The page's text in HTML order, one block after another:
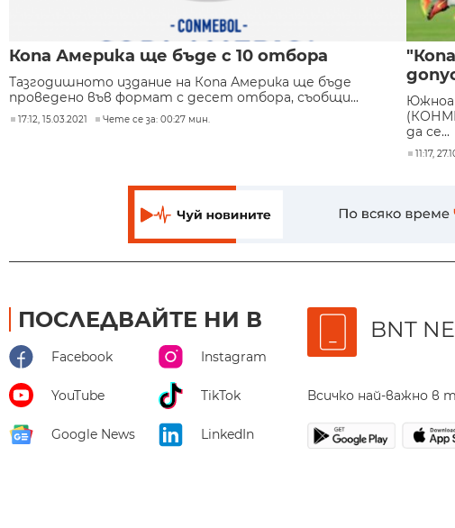
Копа Америка ще бъде с 10 отбора
Тазгодишното издание на Копа Америка ще бъде
проведено във формат с десет отбора, съобщи...
17:12, 15.03.2021 Чете се за: 00:27 мин.
да се...
11:17,
ПОСЛЕДВАЙТЕ НИ В
Facebook Instagram
YouTube TikTok
Google News LinkedIn
BNT
Всичко най-важно в